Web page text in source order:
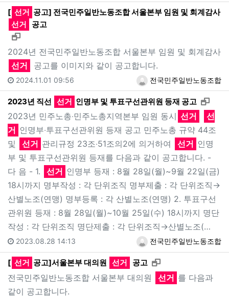
[ 선거 공고] 전국민주일반노동조합 서울본부 임원 및 회계감사
선거
공고
새창으로 보기
2024년 전국민주일반노동조합 서울본부 임원 및 회계감사
선거
공고를 이미지와 같이 공고합니다.
전국민주일반노동조합
2024.11.01 09:56
2023년 직선 선거 인명부 및 투표구선관위원 등재 공고 새창
2023년 민주노총‧민주노총지역본부 임원 동시 선거
선
거 인명부‧투표구선관위원 등재 공고 민주노총 규약 44조
및
선거 관리규정 23조‧51조의2에 의거하여 선거 인명
부 및 투표구선관위원 등재를 다음과 같이 공고합니다. -
다 음 - 1.
선거 인명부 등재 : 8월 28일(월)~9월 22일(금)
18시까지 명부작성 : 각 단위조직 명부제출 : 각 단위조직→
산별노조(연맹) 명부등록 : 각 산별노조(연맹) 2. 투표구선
관위원 등재 : 8월 28일(월)~10월 25일(수) 18시까지 명단
작성 : 각 단위조직 명단제출 : 각 단위조직→산별노조(…
전국민주일반노동조합
2023.08.28 14:13
[ 선거 공고]서울본부 대의원 선거 공고 새창으로 보기
전국민주일반노동조합 서울본부 대의원 선거 를 다음과
같이 공고합니다.